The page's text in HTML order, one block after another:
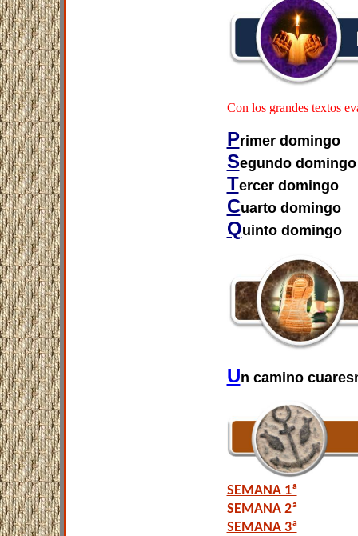
Con los grandes textos
Primer domingo
Segundo domingo
Tercer domingo
Cuarto domingo
Quinto domingo
Un camino
SEMANA 1ª
SEMANA 2ª
SEMANA 3ª